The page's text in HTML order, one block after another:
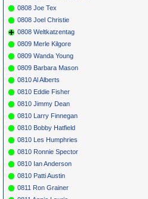
0808 Joe Tex
0808 Joel Christie
0808 Weltkatzentag
0809 Merle Kilgore
0809 Wanda Young
0809 Barbara Mason
0810 Al Alberts
0810 Eddie Fisher
0810 Jimmy Dean
0810 Larry Finnegan
0810 Bobby Hatfield
0810 Les Humphries
0810 Ronnie Spector
0810 Ian Anderson
0810 Patti Austin
0811 Ron Grainer